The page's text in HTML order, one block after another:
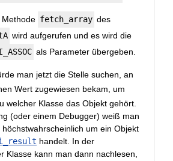
fetch_array des
wird aufgerufen und es wird die
als Parameter übergeben.
man jetzt die Stelle suchen, an
Wert zugewiesen bekam, um
welcher Klasse das Objekt gehört.
(oder einem Debugger) weiß man
um ein Objekt
handelt. In der
Klasse kann man dann nachlesen,